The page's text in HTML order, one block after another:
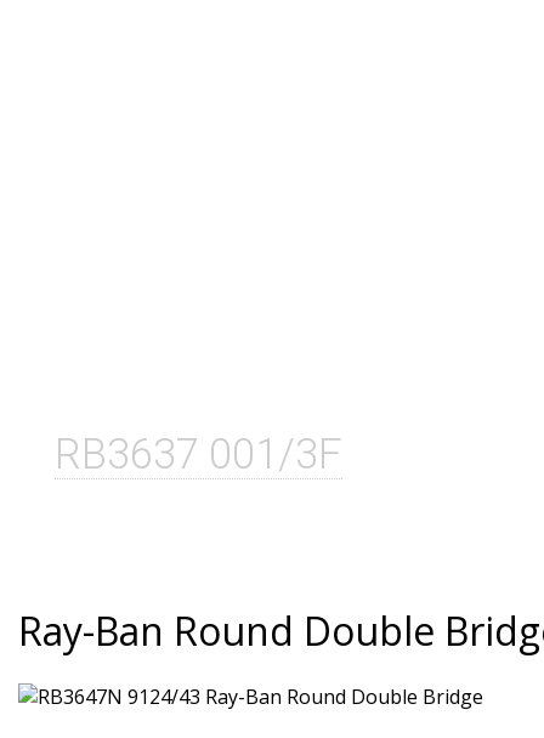
RB3637 001/3F
Ray-Ban Round Double